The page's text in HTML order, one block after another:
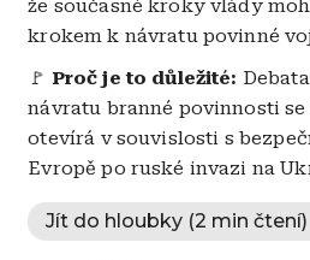
že současné kroky vlády
krokem k návratu povinné
🚩 Proč je to důležité:
návratu branné povinnosti
otevírá v souvislosti s
Evropě po ruské invazi na
Jít do hloubky (2 min čtení)